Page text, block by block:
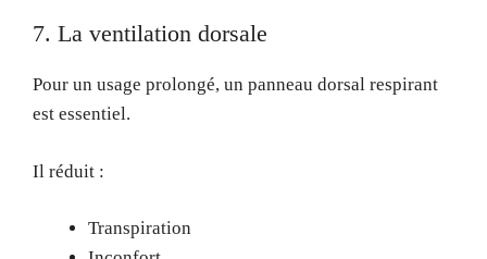
7. La ventilation dorsale
Pour un usage prolongé, un panneau dorsal respirant
est essentiel.
Il réduit :
Transpiration